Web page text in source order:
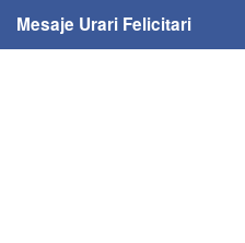
Mesaje Urari Felicitari